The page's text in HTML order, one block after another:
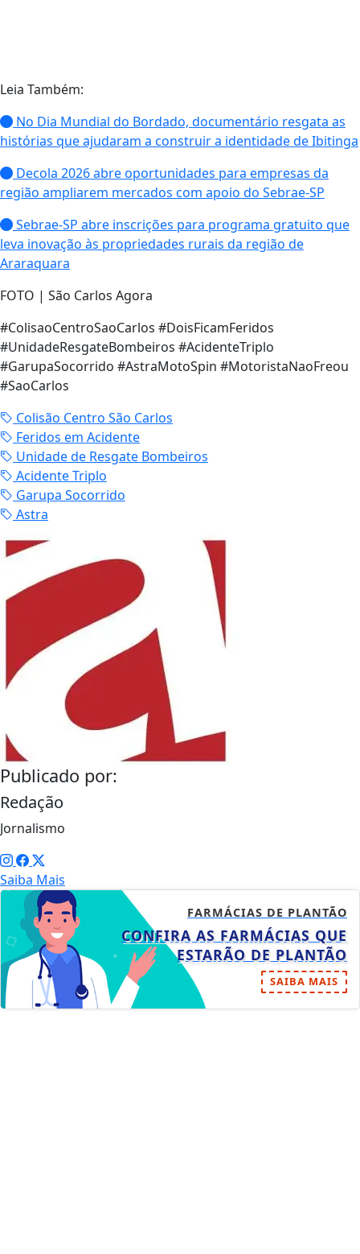
Leia Também:
No Dia Mundial do Bordado, documentário resgata as
histórias que ajudaram a construir a identidade de Ibitinga
Decola 2026 abre oportunidades para empresas da
região ampliarem mercados com apoio do Sebrae-SP
Sebrae-SP abre inscrições para programa gratuito que
leva inovação às propriedades rurais da região de
Araraquara
FOTO | São Carlos Agora
#ColisaoCentroSaoCarlos #DoisFicamFeridos
#UnidadeResgateBombeiros #AcidenteTriplo
#GarupaSocorrido #AstraMotoSpin #MotoristaNaoFreou
#SaoCarlos
Colisão Centro São Carlos
Feridos em Acidente
Unidade de Resgate Bombeiros
Acidente Triplo
Garupa Socorrido
Astra
Publicado por:
Redação
Jornalismo
Saiba Mais
FARMÁCIAS DE PLANTÃO
CONFIRA AS FARMÁCIAS QUE
ESTARÃO DE PLANTÃO
SAIBA MAIS